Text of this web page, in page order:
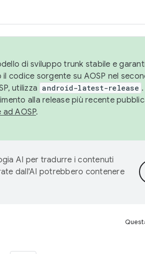
di sviluppo trunk stabile e
codice sorgente su AOSP nel
utilizza android-latest-release
alla release più recente
AOSP.
AI per tradurre i contenuti
dall'AI potrebbero contenere